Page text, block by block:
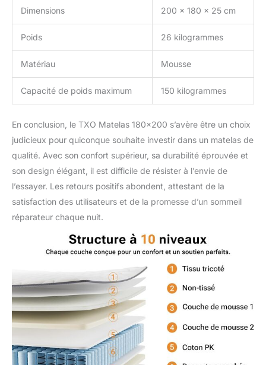
Dimensions 200 x 180 x 25 cm
Poids 26 kilogrammes
Matériau Mousse
Capacité de poids maximum 150 kilogrammes
En conclusion, le TXO Matelas 180×200 s’avère être un choix
judicieux pour quiconque souhaite investir dans un matelas de
qualité. Avec son confort supérieur, sa durabilité éprouvée et
son design élégant, il est difficile de résister à l’envie de
l’essayer. Les retours positifs abondent, attestant de la
satisfaction des utilisateurs et de la promesse d’un sommeil
réparateur chaque nuit.